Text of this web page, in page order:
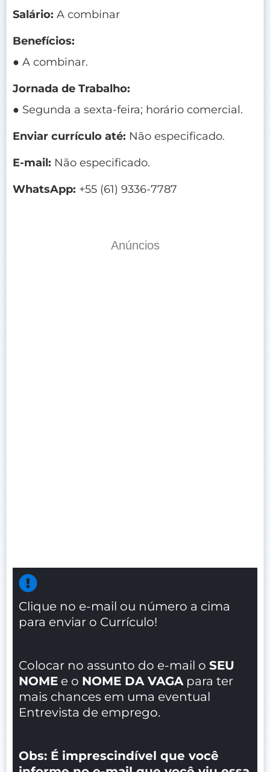
Salário: A combinar
Benefícios:
● A combinar.
Jornada de Trabalho:
● Segunda a sexta-feira; horário comercial.
Enviar currículo até: Não especificado.
E-mail: Não especificado.
WhatsApp: +55 (61) 9336-7787
Anúncios
Clique no e-mail ou número a cima
para enviar o Currículo!
Colocar no assunto do e-mail o SEU
NOME e o NOME DA VAGA para ter
mais chances em uma eventual
Entrevista de emprego.
Obs: É imprescindível que você